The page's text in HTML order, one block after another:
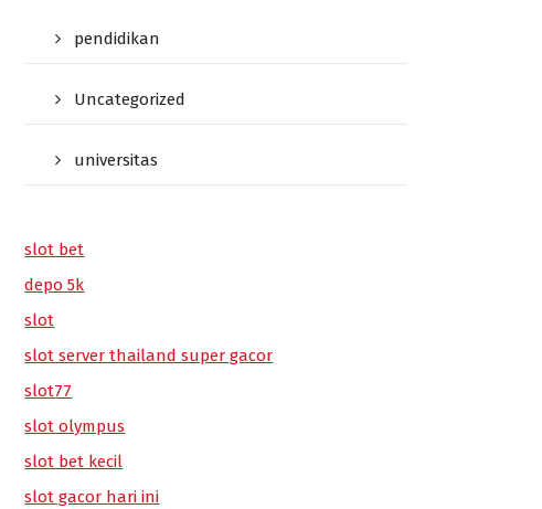
pendidikan
Uncategorized
universitas
slot bet
depo 5k
slot
slot server thailand super gacor
slot77
slot olympus
slot bet kecil
slot gacor hari ini